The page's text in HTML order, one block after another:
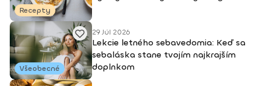
Recepty
Všeobecné
29 Júl 2026
Lekcie letného sebavedomia: Keď sa
sebaláska stane tvojím najkrajším
doplnkom